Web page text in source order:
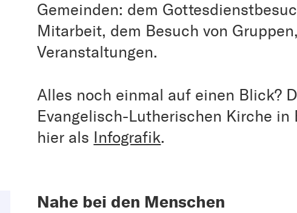
Gemeinden: dem
Mitarbeit, dem Besuch von
Veranstaltungen.
Alles noch einmal auf einen Blick?
Evangelisch-Lutherischen Kirche in
hier als Infografik.
Nahe bei den Menschen